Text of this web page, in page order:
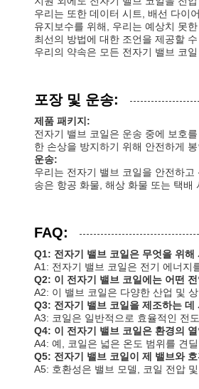
우리는 또한 데이터 시트, 배선 다이
유지보수를 위해, 우리는 예상치 못
최선의 방법에 대한 조언을 제공할 수
우리의 약속은 모든 전자기 밸브 코
포장 및 운송:
제품 패키지:
전자기 밸브 코일은 운송 중에 보호
한 손상을 방지하기 위해 안전하게
운송:
우리는 전자기 밸브 코일을 안전하
송은 항공 화물, 해상 화물 또는 택배
FAQ:
Q1: 전자기 밸브 코일은 무엇을 위해
A1: 전자기 밸브 코일은 전기 에너지
Q2: 이 전자기 밸브 코일에는 어떤
A2: 이 밸브 코일은 다양한 산업 및
Q3: 전자기 밸브 코일을 제조하는
A3: 코일은 일반적으로 효율적인 전
Q4: 이 전자기 밸브 코일은 환경의
A4: 예, 코일은 넓은 온도 범위를 견
Q5: 전자기 밸브 코일이 제 밸브와
A5: 호환성은 밸브 모델, 코일 전압